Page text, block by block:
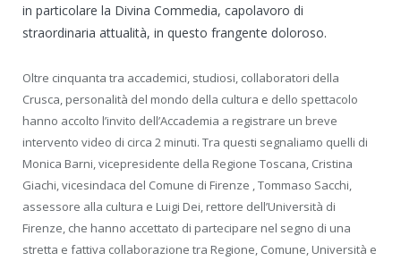
in particolare la Divina Commedia, capolavoro di
straordinaria attualità, in questo frangente doloroso.
Oltre cinquanta tra accademici, studiosi, collaboratori della
Crusca, personalità del mondo della cultura e dello spettacolo
hanno accolto l’invito dell’Accademia a registrare un breve
intervento video di circa 2 minuti. Tra questi segnaliamo quelli di
Monica Barni, vicepresidente della Regione Toscana, Cristina
Giachi, vicesindaca del Comune di Firenze , Tommaso Sacchi,
assessore alla cultura e Luigi Dei, rettore dell’Università di
Firenze, che hanno accettato di partecipare nel segno di una
stretta e fattiva collaborazione tra Regione, Comune, Università e